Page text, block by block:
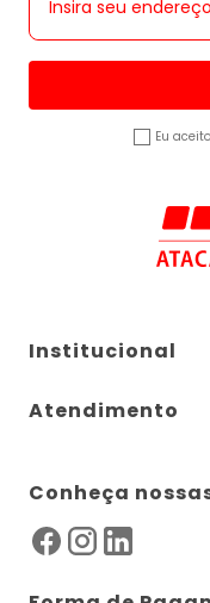
Eu
Institucional
Atendimento
Conheça